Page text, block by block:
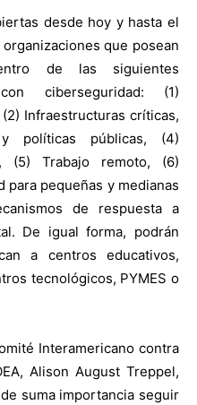
desde hoy y hasta el
que posean
de las siguientes
ciberseguridad: (1)
Infraestructuras críticas,
políticas públicas, (4)
(5) Trabajo remoto, (6)
para pequeñas y medianas
de respuesta a
De igual forma, podrán
a centros educativos,
tecnológicos, PYMES o
Interamericano contra
Alison August Treppel,
suma importancia seguir